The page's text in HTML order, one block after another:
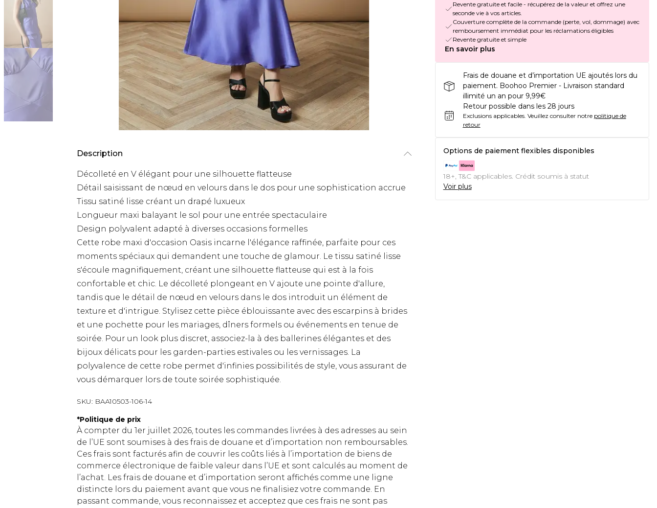
Description
Décolleté en V élégant pour une silhouette flatteuse
Détail saisissant de nœud en velours dans le dos pour une sophistication accrue
Tissu satiné lisse créant un drapé luxueux
Longueur maxi balayant le sol pour une entrée spectaculaire
Design polyvalent adapté à diverses occasions formelles
Cette robe maxi d'occasion Oasis incarne l'élégance raffinée, parfaite pour ces
moments spéciaux qui demandent une touche de glamour. Le tissu satiné lisse
s'écoule magnifiquement, créant une silhouette flatteuse qui est à la fois
confortable et chic. Le décolleté plongeant en V ajoute une pointe d'allure,
tandis que le détail de nœud en velours dans le dos introduit un élément de
texture et d'intrigue. Stylisez cette pièce éblouissante avec des escarpins à brides
et une pochette pour les mariages, dîners formels ou événements en tenue de
soirée. Pour un look plus discret, associez-la à des ballerines élégantes et des
bijoux délicats pour les garden-parties estivales ou les vernissages. La
polyvalence de cette robe permet d'infinies possibilités de style, vous assurant de
vous démarquer lors de toute soirée sophistiquée.
SKU: BAA10503-106-14
*Politique de prix
À compter du 1er juillet 2026, toutes les commandes livrées à des adresses au sein
de l’UE sont soumises à des frais de douane et d’importation non remboursables.
Ces frais sont facturés afin de couvrir les coûts liés à l’importation de biens de
commerce électronique de faible valeur dans l’UE et sont calculés au moment de
l’achat. Les frais de douane et d’importation seront affichés comme une ligne
distincte lors du paiement avant que vous ne finalisiez votre commande. En
passant commande, vous reconnaissez et acceptez que ces frais ne sont pas
Revente gratuite et facile - récupérez de la valeur et offrez une
seconde vie à vos articles.
Couverture complète de la commande (perte, vol, dommage) avec
remboursement immédiat pour les réclamations éligibles
Revente gratuite et simple
En savoir plus
Frais de douane et d’importation UE ajoutés lors du
paiement. Boohoo Premier - Livraison standard
illimité un an pour 9,99€
Retour possible dans les 28 jours
Exclusions applicables. Veuillez consulter notre politique de
retour
Options de paiement flexibles disponibles
18+, T&C applicables. Crédit soumis à statut
Voir plus